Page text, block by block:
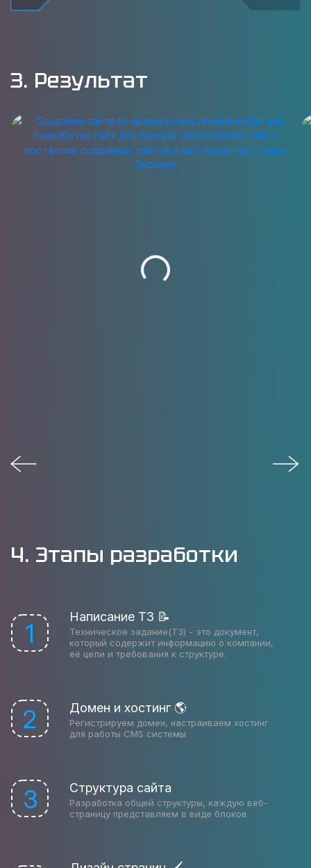
3. Результат
4. Этапы разработки
1
Написание ТЗ 📝
Техническое задание(ТЗ) - это документ,
который содержит информацию о компании,
её цели и требования к структуре.
2 Домен и хостинг 🌎
Регистрируем домен, настраиваем хостинг
для работы CMS системы
3 Структура сайта
Разработка общей структуры, каждую веб-
страницу представляем в виде блоков